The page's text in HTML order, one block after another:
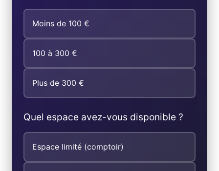
Moins de 100 €
100 à 300 €
Plus de 300 €
Quel espace avez-vous disponible ?
Espace limité (comptoir)